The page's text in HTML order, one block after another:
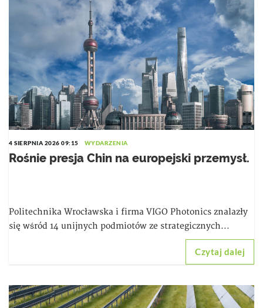
4 SIERPNIA 2026 09:15 WYDARZENIA
Rośnie presja Chin na europejski przemysł.
Politechnika Wrocławska i firma VIGO Photonics znalazły
się wśród 14 unijnych podmiotów ze strategicznych...
Czytaj dalej